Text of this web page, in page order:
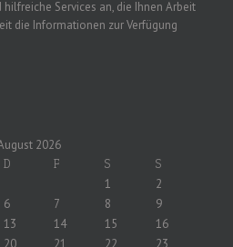
Services an, die Ihnen Arbeit
die Informationen zur Verfügung
2026
D F S S
1
2
6 7 8
9
13 14 15
16
20 21 22 23